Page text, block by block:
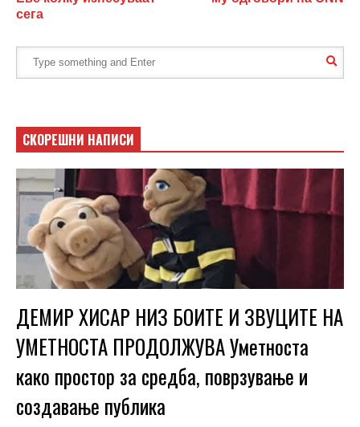
сега
СКОРЕШНИ НАПИСИ
ДЕМИР ХИСАР НИЗ БОИТЕ И ЗВУЦИТЕ НА
УМЕТНОСТА ПРОДОЛЖУВА Уметноста
како простор за средба, поврзување и
создавање публика